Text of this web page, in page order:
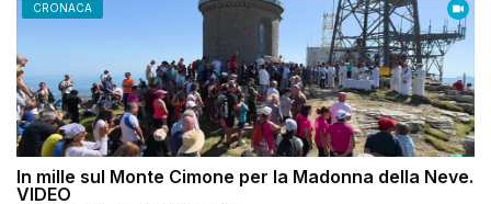
CRONACA
In mille sul Monte Cimone per la Madonna della Neve.
VIDEO